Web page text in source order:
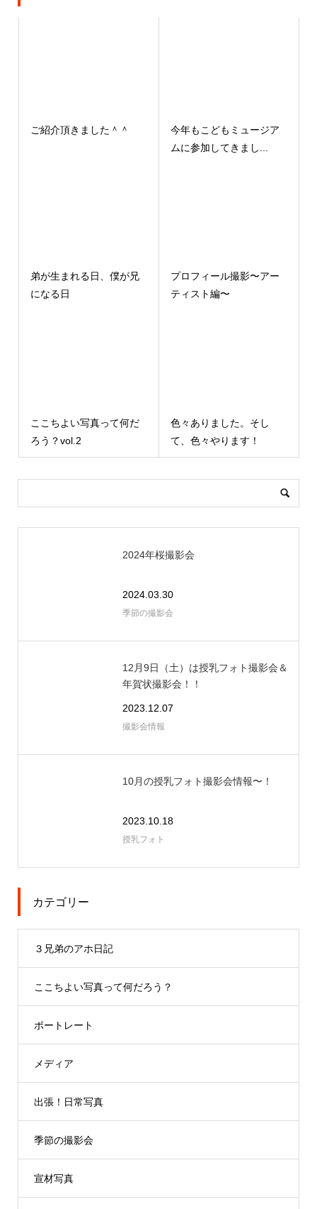
ご紹介頂きました＾＾
今年もこどもミュージア
ムに参加してきまし...
弟が生まれる日、僕が兄
になる日
プロフィール撮影〜アー
ティスト編〜
ここちよい写真って何だ
ろう？vol.2
色々ありました。そし
て、色々やります！
2024年桜撮影会
2024.03.30
季節の撮影会
12月9日（土）は授乳フォト撮影会＆
年賀状撮影会！！
2023.12.07
撮影会情報
10月の授乳フォト撮影会情報〜！
2023.10.18
授乳フォト
カテゴリー
３兄弟のアホ日記
ここちよい写真って何だろう？
ポートレート
メディア
出張！日常写真
季節の撮影会
宣材写真